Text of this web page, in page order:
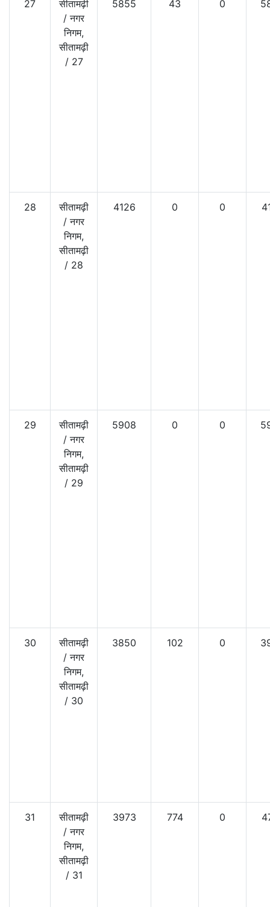
27
सीतामढ़ी
/नगर
निगम,
सीतामढ़ी
/ 27
5855 43 0
28
सीतामढ़ी
/नगर
निगम,
सीतामढ़ी
/ 28
4126 0 0
29
सीतामढ़ी
/नगर
निगम,
सीतामढ़ी
/ 29
5908 0 0
30
सीतामढ़ी
/नगर
निगम,
सीतामढ़ी
/ 30
3850 102 0
31
सीतामढ़ी
/नगर
निगम,
सीतामढ़ी
/ 31
3973 774 0